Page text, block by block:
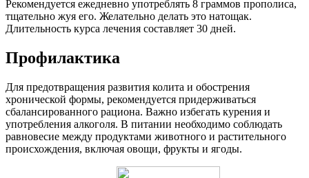
Рекомендуется ежедневно употреблять 8 граммов прополиса,
тщательно жуя его. Желательно делать это натощак.
Длительность курса лечения составляет 30 дней.
Профилактика
Для предотвращения развития колита и обострения
хронической формы, рекомендуется придерживаться
сбалансированного рациона. Важно избегать курения и
употребления алкоголя. В питании необходимо соблюдать
равновесие между продуктами животного и растительного
происхождения, включая овощи, фрукты и ягоды.